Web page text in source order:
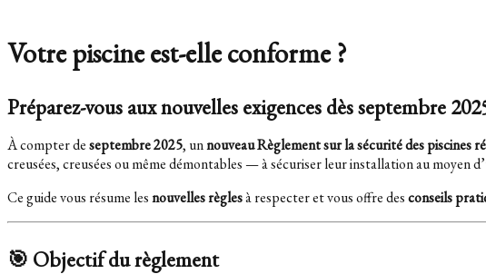
Votre piscine est-elle conforme ?
Préparez-vous aux nouvelles exigences dès septembre
À compter deseptembre 2025, unnouveau Règlement sur la sécurité des piscines
creusées, creusées ou même démontables — à sécuriser leur installation au moyen
Ce guide vous résume lesnouvelles règlesà respecter et vous offre desconseils
🎯 Objectif du règlement